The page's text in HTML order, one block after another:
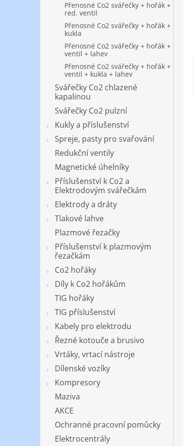
Přenosné Co2 svářečky + hořák +
red. ventil
Přenosné Co2 svářečky + hořák +
kukla
Přenosné Co2 svářečky + hořák +
ventil + lahev
Přenosné Co2 svářečky + hořák +
ventil + kukla + lahev
Svářečky Co2 chlazené
kapalinou
Svářečky Co2 pulzní
Kukly a příslušenství
Spreje, pasty pro svařování
Redukční ventily
Magnetické úhelníky
Příslušenství k Co2 a
Elektrodovým svářečkám
Elektrody a dráty
Tlakové lahve
Plazmové řezačky
Příslušenství k plazmovým
řezačkám
Co2 hořáky
Díly k Co2 hořákům
TIG hořáky
TIG příslušenství
Kabely pro elektrodu
Řezné kotouče a brusivo
Vrtáky, vrtací nástroje
Dílenské vozíky
Kompresory
Maziva
AKCE
Ochranné pracovní pomůcky
Elektrocentrály